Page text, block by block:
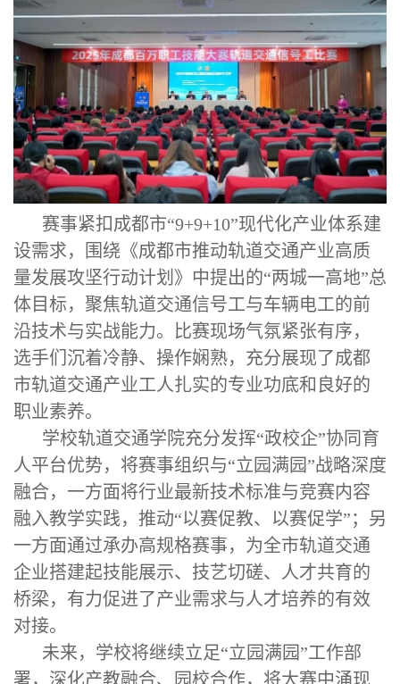
赛事紧扣成都市“9+9+10”现代化产业体系建
设需求，围绕《成都市推动轨道交通产业高质
量发展攻坚行动计划》中提出的“两城一高地”总
体目标，聚焦轨道交通信号工与车辆电工的前
沿技术与实战能力。比赛现场气氛紧张有序，
选手们沉着冷静、操作娴熟，充分展现了成都
市轨道交通产业工人扎实的专业功底和良好的
职业素养。
学校轨道交通学院充分发挥“政校企”协同育
人平台优势，将赛事组织与“立园满园”战略深度
融合，一方面将行业最新技术标准与竞赛内容
融入教学实践，推动“以赛促教、以赛促学”；另
一方面通过承办高规格赛事，为全市轨道交通
企业搭建起技能展示、技艺切磋、人才共育的
桥梁，有力促进了产业需求与人才培养的有效
对接。
未来，学校将继续立足“立园满园”工作部
署，深化产教融合、园校合作，将大赛中涌现